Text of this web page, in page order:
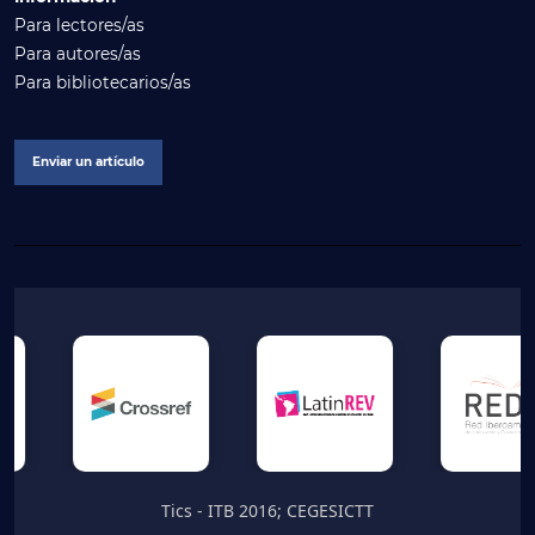
Para lectores/as
Para autores/as
Para bibliotecarios/as
Enviar un artículo
Tics - ITB 2016; CEGESICTT